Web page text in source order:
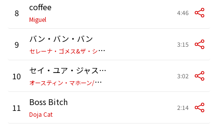
8 coffee
Miguel
4:46
9
バン・バン・バン
セ
レーナ・ゴメス&ザ・シーン
3:15
10
セイ・ユア・ジャスト・ア・フレンド feat. フロー・ライダー
オ
ースティン・マホーン/フロー・ライダー
3:02
11 Boss Bitch
Doja Cat
2:14